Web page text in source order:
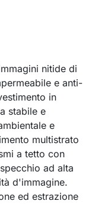
nitide di
e anti-
in
stabile e
e
multistrato
a tetto con
ad alta
d'immagine.
ed estrazione